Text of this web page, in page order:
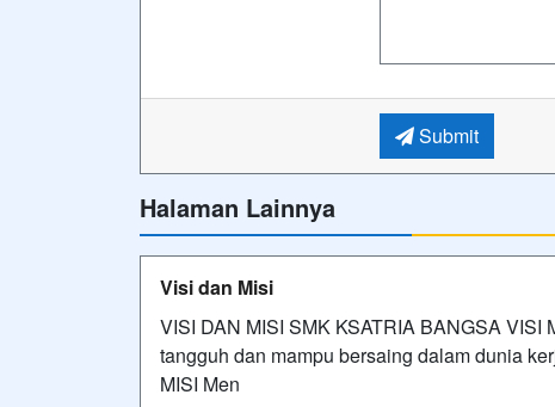
Submit
Halaman Lainnya
Visi dan Misi
VISI DAN MISI SMK KSATRIA BANGSA
tangguh dan mampu bersaing dalam dunia
MISI Men